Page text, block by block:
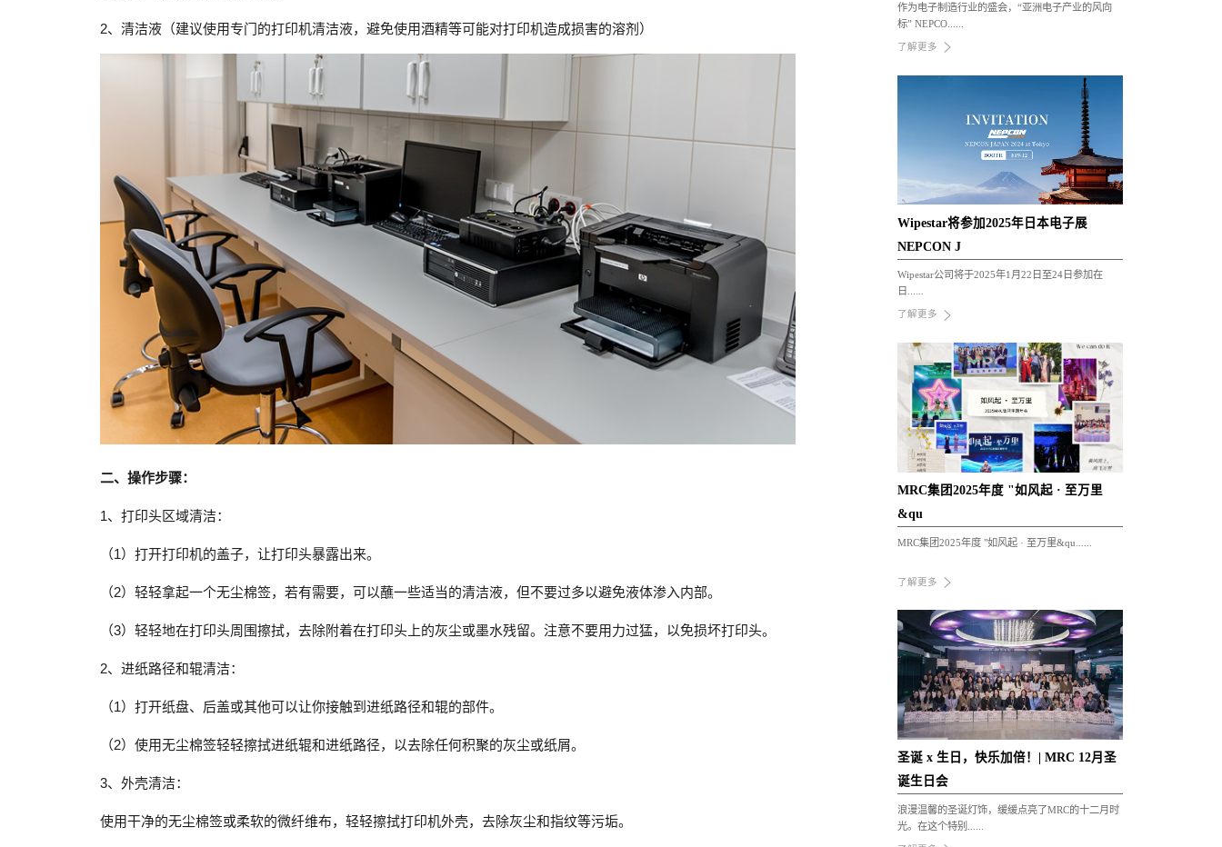
2、清洁液（建议使用专门的打印机清洁液，避免使用酒精等可能对打印机造成损害的溶剂）
二、操作步骤：
1、打印头区域清洁：
（1）打开打印机的盖子，让打印头暴露出来。
（2）轻轻拿起一个无尘棉签，若有需要，可以蘸一些适当的清洁液，但不要过多以避免液体渗入内部。
（3）轻轻地在打印头周围擦拭，去除附着在打印头上的灰尘或墨水残留。注意不要用力过猛，以免损坏打印头。
2、进纸路径和辊清洁：
（1）打开纸盘、后盖或其他可以让你接触到进纸路径和辊的部件。
（2）使用无尘棉签轻轻擦拭进纸辊和进纸路径，以去除任何积聚的灰尘或纸屑。
3、外壳清洁：
使用干净的无尘棉签或柔软的微纤维布，轻轻擦拭打印机外壳，去除灰尘和指纹等污垢。
作为电子制造行业的盛会，“亚洲电子产业的风向
标” NEPCO......
了解更多
Wipestar将参加2025年日本电子展
NEPCON J
Wipestar公司将于2025年1月22日至24日参加在
日......
了解更多
MRC集团2025年度 "如风起 · 至万里
&qu
MRC集团2025年度 "如风起 · 至万里&qu......
了解更多
圣诞 x 生日，快乐加倍！| MRC 12月圣
诞生日会
浪漫温馨的圣诞灯饰，缓缓点亮了MRC的十二月时
光。在这个特别......